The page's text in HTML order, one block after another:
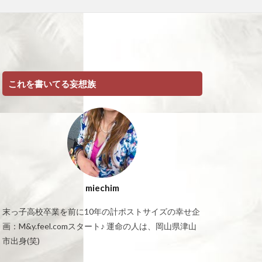
これを書いてる妄想族
miechim
末っ子高校卒業を前に10年の計ポストサイズの幸せ企
画：M&y.feel.comスタート♪ 運命の人は、岡山県津山
市出身(笑)